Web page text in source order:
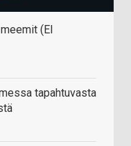
(EI
tapahtuvasta